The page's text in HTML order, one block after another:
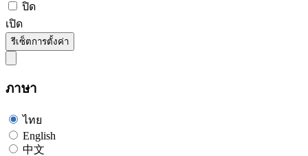
ปิด
เปิด
รีเซ็ตการตั้งค่า
ภาษา
ไทย
English
中文